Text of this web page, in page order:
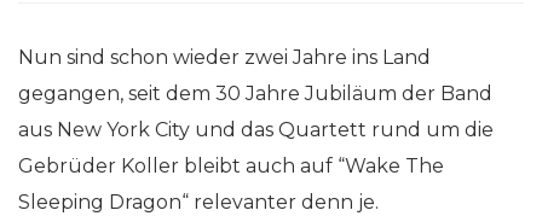
Nun sind schon wieder zwei Jahre ins Land
gegangen, seit dem 30 Jahre Jubiläum der Band
aus New York City und das Quartett rund um die
Gebrüder Koller bleibt auch auf “Wake The
Sleeping Dragon“ relevanter denn je.